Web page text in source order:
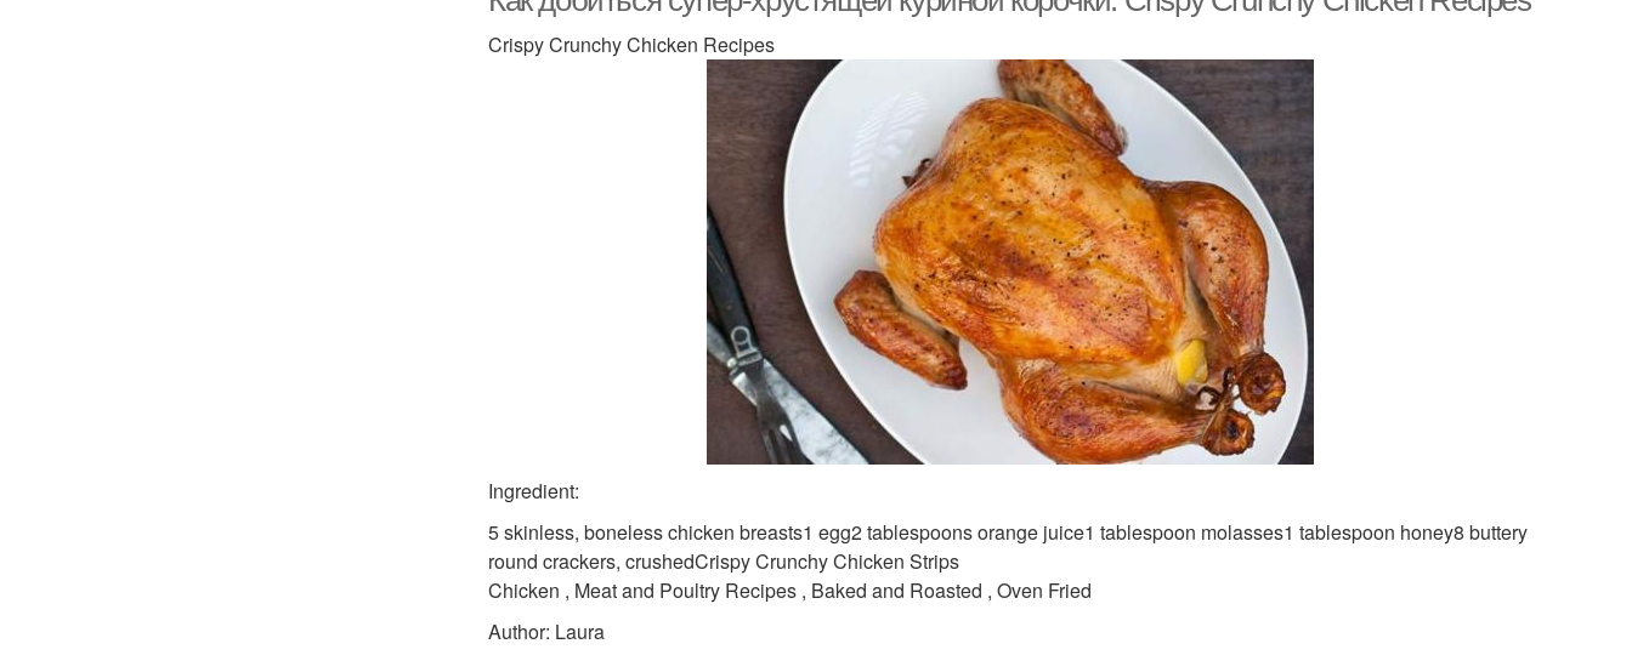
Crispy Crunchy Chicken Recipes
Ingredient:
5 skinless, boneless chicken breasts1 egg2 tablespoons orange juice1 tablespoon molasses1 tablespoon honey8 buttery
round crackers, crushedCrispy Crunchy Chicken Strips
Chicken , Meat and Poultry Recipes , Baked and Roasted , Oven Fried
Author: Laura